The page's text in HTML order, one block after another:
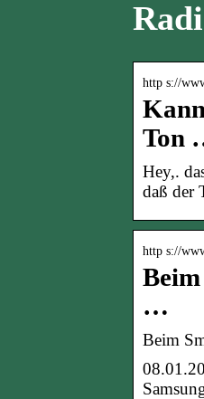
http s://
Ton
Hey,.
daß der
http s://
…
Beim